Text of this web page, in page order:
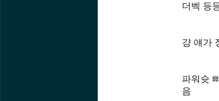
더벡 등
걍 얘가
파워슛
음